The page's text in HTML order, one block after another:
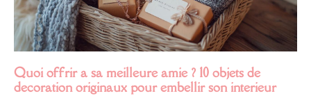
Quoi offrir a sa meilleure amie ? 10 objets de
decoration originaux pour embellir son interieur